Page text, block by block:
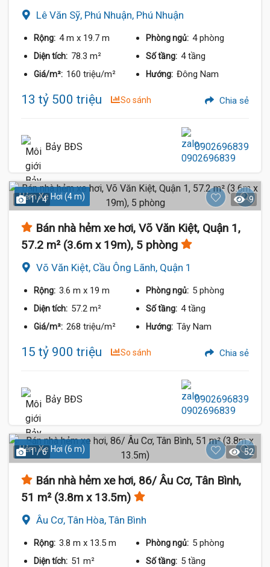
Lê Văn Sỹ, Phú Nhuận, Phú Nhuận
Rộng: 4 m x 19.7 m Phòng ngủ: 4 phòng
Diện tích: 78.3 m² Số tầng: 4 tầng
Giá/m²: 160 triệu/m² Hướng: Đông Nam
13 tỷ 500 triệu So sánh Chia sẻ
Bảy BĐS 0902696839
Hẻm Xe Hơi (4 m)
1 / 4 9
Bán nhà hẻm xe hơi, Võ Văn Kiệt, Quận 1,
57.2 m² (3.6m x 19m), 5 phòng
Võ Văn Kiệt, Cầu Ông Lãnh, Quận 1
Rộng: 3.6 m x 19 m Phòng ngủ: 5 phòng
Diện tích: 57.2 m² Số tầng: 4 tầng
Giá/m²: 268 triệu/m² Hướng: Tây Nam
15 tỷ 900 triệu So sánh Chia sẻ
Bảy BĐS 0902696839
Hẻm Xe Hơi (6 m)
1 / 6 52
Bán nhà hẻm xe hơi, 86/ Âu Cơ, Tân Bình,
51 m² (3.8m x 13.5m)
Âu Cơ, Tân Hòa, Tân Bình
Rộng: 3.8 m x 13.5 m Phòng ngủ: 5 phòng
Diện tích: 51 m² Số tầng: 5 tầng